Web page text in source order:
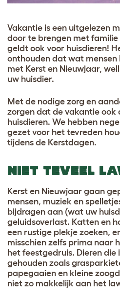
Vakantie is een uitgelezen
door te brengen met
geldt ook voor huisdieren!
onthouden dat wat mensen
met Kerst en Nieuwjaar,
uw huisdier.
Met de nodige zorg en
zorgen dat de vakantie ook
huisdieren. We hebben
gezet voor het tevreden
tijdens de Kerstdagen.
NIET TEVEEL
Kerst en Nieuwjaar gaan
mensen, muziek en
bijdragen aan (wat uw
geluidsoverlast. Katten en
een rustige plekje zoeken,
misschien zelfs prima naar
het feestgedruis. Dieren die
gehouden zoals
papegaaien en kleine
niet zo makkelijk aan het